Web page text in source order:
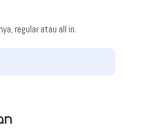
regular atau all in.